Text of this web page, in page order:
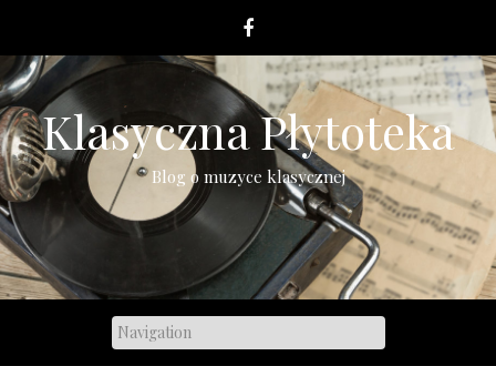
content
Klasyczna Płytoteka
Blog o muzyce klasycznej